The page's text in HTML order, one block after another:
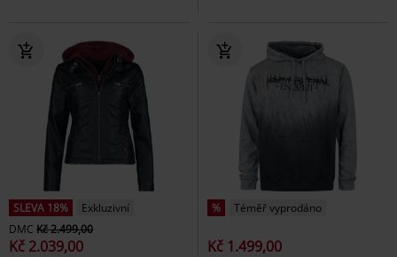
SLEVA 18%
Exkluzivní
DMC Kč 2.499,00
Kč 2.039,00
% Téměř vyprodáno
Kč 1.499,00